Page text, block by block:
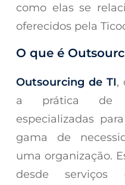
como elas se
oferecidos pela
O que é
Outsourcing de TI,
a prática de
especializadas
gama de
uma organização.
desde serviços